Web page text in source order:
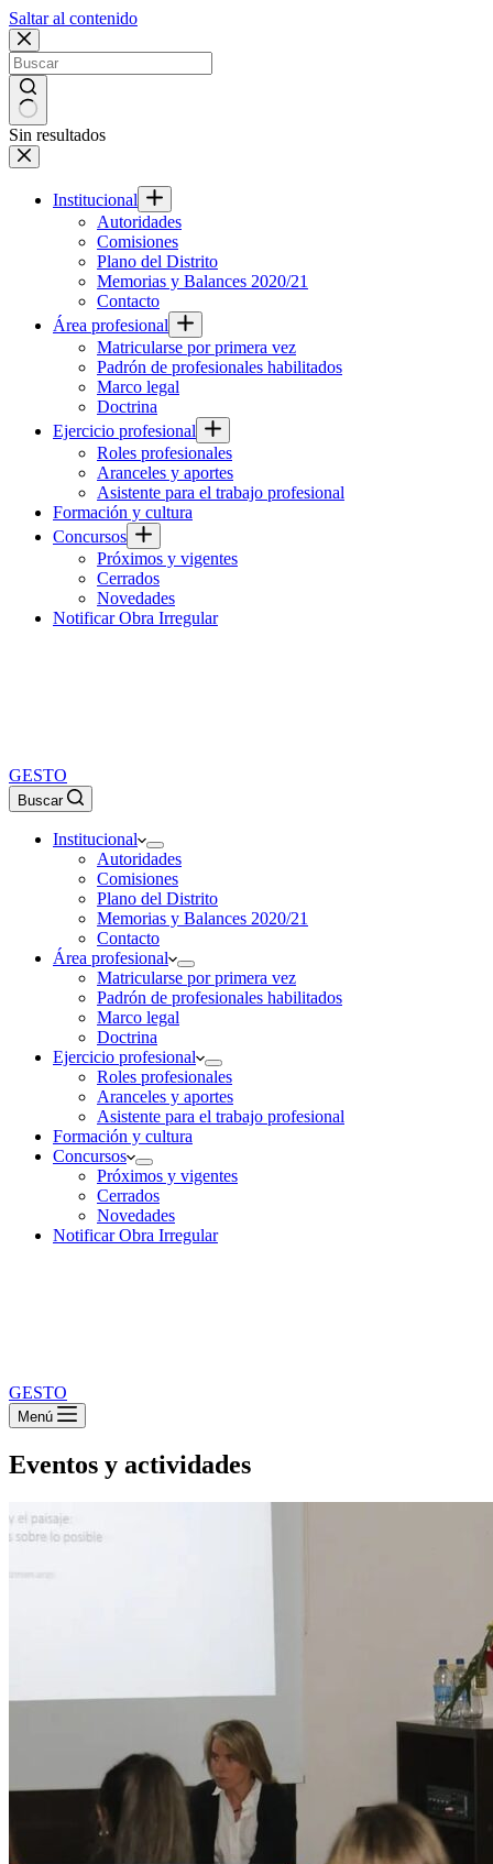
Saltar al contenido
Sin resultados
Institucional
Autoridades
Comisiones
Plano del Distrito
Memorias y Balances 2020/21
Contacto
Área profesional
Matricularse por primera vez
Padrón de profesionales habilitados
Marco legal
Doctrina
Ejercicio profesional
Roles profesionales
Aranceles y aportes
Asistente para el trabajo profesional
Formación y cultura
Concursos
Próximos y vigentes
Cerrados
Novedades
Notificar Obra Irregular
GESTO
Buscar
Institucional
Autoridades
Comisiones
Plano del Distrito
Memorias y Balances 2020/21
Contacto
Área profesional
Matricularse por primera vez
Padrón de profesionales habilitados
Marco legal
Doctrina
Ejercicio profesional
Roles profesionales
Aranceles y aportes
Asistente para el trabajo profesional
Formación y cultura
Concursos
Próximos y vigentes
Cerrados
Novedades
Notificar Obra Irregular
GESTO
Menú
Eventos y actividades